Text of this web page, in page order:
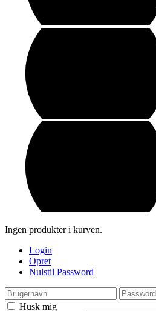
Ingen produkter i kurven.
Login
Opret
Nulstil Password
Husk mig